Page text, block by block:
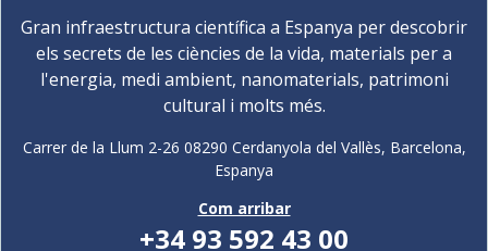
Gran infraestructura científica a Espanya per descobrir
els secrets de les ciències de la vida, materials per a
l'energia, medi ambient, nanomaterials, patrimoni
cultural i molts més.
Carrer de la Llum 2-26 08290 Cerdanyola del Vallès, Barcelona,
Espanya
Com arribar
+34 93 592 43 00